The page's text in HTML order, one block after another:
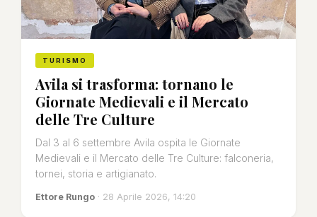
TURISMO
Avila si trasforma: tornano le
Giornate Medievali e il Mercato
delle Tre Culture
Dal 3 al 6 settembre Avila ospita le Giornate
Medievali e il Mercato delle Tre Culture: falconeria,
tornei, storia e artigianato.
Ettore Rungo · 28 Aprile 2026, 14:20